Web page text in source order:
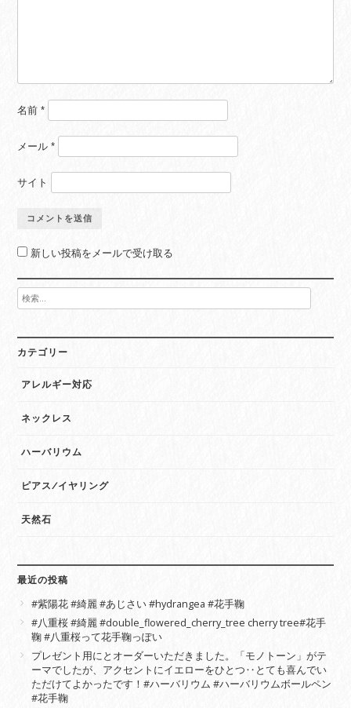
名前*
メール*
サイト
新しい投稿をメールで受け取る
検
索:
カテゴリー
アレルギー対応
ネックレス
ハーバリウム
ピアス/イヤリング
天然石
最近の投稿
#紫陽花 #綺麗 #あじさい #hydrangea #花手鞠
#八重桜 #綺麗 #double_flowered_cherry_tree cherry tree#花手
鞠 #八重桜って花手鞠っぽい
プレゼント用にとオーダーいただきました。「モノトーン」がテ
ーマでしたが、アクセントにイエローをひとつ‥とても喜んでい
ただけてよかったです！#ハーバリウム #ハーバリウムボールペン
#花手鞠